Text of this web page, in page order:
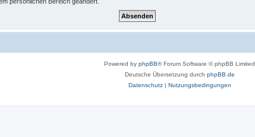
Powered by phpBB® Forum Software © phpBB Limited
Deutsche Übersetzung durch phpBB.de
Datenschutz| Nutzungsbedingungen